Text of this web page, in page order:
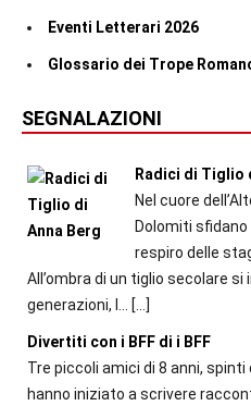
Eventi Letterari 2026
Glossario dei Trope
SEGNALAZIONI
Radici di Tiglio
Nel cuore
Dolomiti sfidano
respiro delle
All’ombra di un tiglio secolare
generazioni, l...
[…]
Divertiti con i BFF di i BFF
Tre piccoli amici di 8 anni,
hanno iniziato a scrivere